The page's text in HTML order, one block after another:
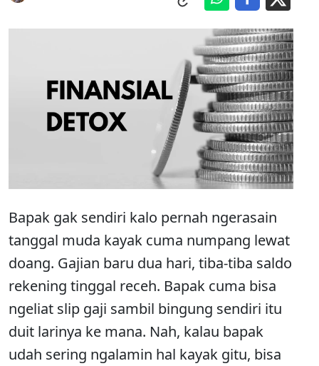
Bapak gak sendiri kalo pernah ngerasain
tanggal muda kayak cuma numpang lewat
doang. Gajian baru dua hari, tiba-tiba saldo
rekening tinggal receh. Bapak cuma bisa
ngeliat slip gaji sambil bingung sendiri itu
duit larinya ke mana. Nah, kalau bapak
udah sering ngalamin hal kayak gitu, bisa